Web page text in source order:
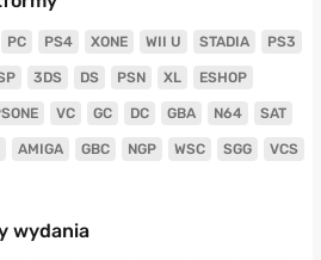
PC PS4 XONE WII U STADIA PS3
3DS DS PSN XL ESHOP
VC GC DC GBA N64 SAT
AMIGA GBC NGP WSC SGG VCS
wydania